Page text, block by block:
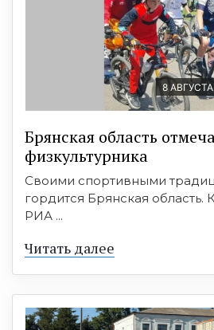
8
Брянская область
физкультурника
Своими спортивными
гордится Брянская область.
РИА ...
Читать далее